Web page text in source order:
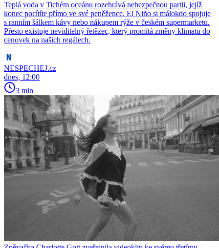
Teplá voda v Tichém oceánu rozehrává nebezpečnou partii, jejíž
konec pocítíte přímo ve své peněžence. El Niño si málokdo spojuje
s ranním šálkem kávy nebo nákupem rýže v českém supermarketu.
Přesto existuje neviditelný řetězec, který promítá změny klimatu do
cenovek na našich regálech.
NESPECHEJ.cz
dnes, 12:00
3 min